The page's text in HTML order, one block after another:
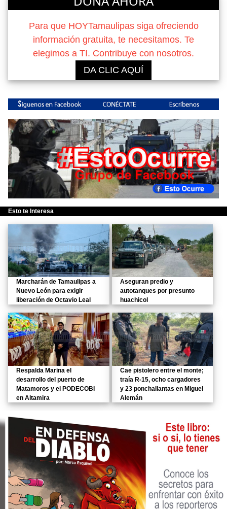
Para que HOYTamaulipas siga ofreciendo
información gratuita, te necesitamos. Te
elegimos a TI. Contribuye con nosotros.
DA CLIC AQUÍ
Esto te Interesa
Marcharán de Tamaulipas a
Nuevo León para exigir
liberación de Octavio Leal
Aseguran predio y
autotanques por presunto
huachicol
Respalda Marina el
desarrollo del puerto de
Matamoros y el PODECOBI
en Altamira
Cae pistolero entre el monte;
traía R-15, ocho cargadores
y 23 ponchallantas en Miguel
Alemán